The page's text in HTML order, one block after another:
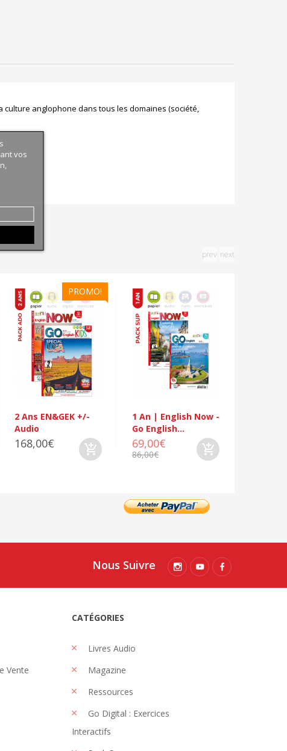
anglophone dans tous les domaines (société,
2 Ans EN&GEK +/-
Audio
168,00€
PROMO!
1 An | English Now -
Go English...
69,00€
86,00€
prev next
vos
Nous Suivre
Vente
CATÉGORIES
Livres Audio
Magazine
Ressources
Go Digital : Exercices
Interactifs